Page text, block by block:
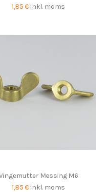
1,85 € inkl. moms
Messing M6
1,85 € inkl. moms